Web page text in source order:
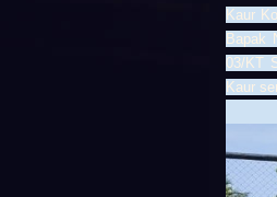
Kaur
Bapak
03/KT
Kaur